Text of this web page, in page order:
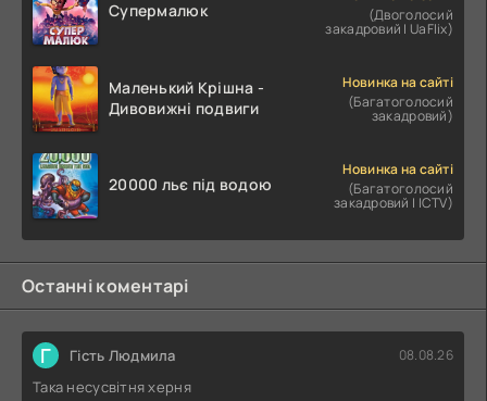
Супермалюк
(Двоголосий
закадровий | UaFlix)
Маленький Крішна -
Дивовижні подвиги
Новинка на сайті
(Багатоголосий
закадровий)
20000 льє під водою
Новинка на сайті
(Багатоголосий
закадровий | ICTV)
Останні коментарі
Г Гість Людмила 08.08.26
Така несусвітня херня